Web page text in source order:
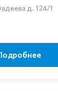
д. 124/1